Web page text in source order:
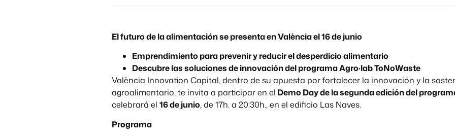
El futuro de la alimentación se presenta en València el 16 de junio
Emprendimiento para prevenir y reducir el desperdicio alimentario
Descubre las soluciones de innovación del programa Agro·lab ToNoWaste
València Innovation Capital, dentro de su apuesta por fortalecer la innovación y la
agroalimentario, te invita a participar en el Demo Day de la segunda edición del
celebrará el 16 de junio, de 17h. a 20:30h., en el edificio Las Naves.
Programa